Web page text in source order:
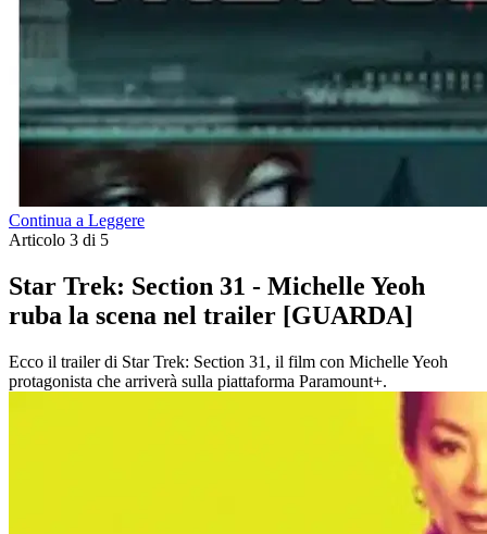
Continua a Leggere
Articolo 3 di 5
Star Trek: Section 31 - Michelle Yeoh
ruba la scena nel trailer [GUARDA]
Ecco il trailer di Star Trek: Section 31, il film con Michelle Yeoh
protagonista che arriverà sulla piattaforma Paramount+.